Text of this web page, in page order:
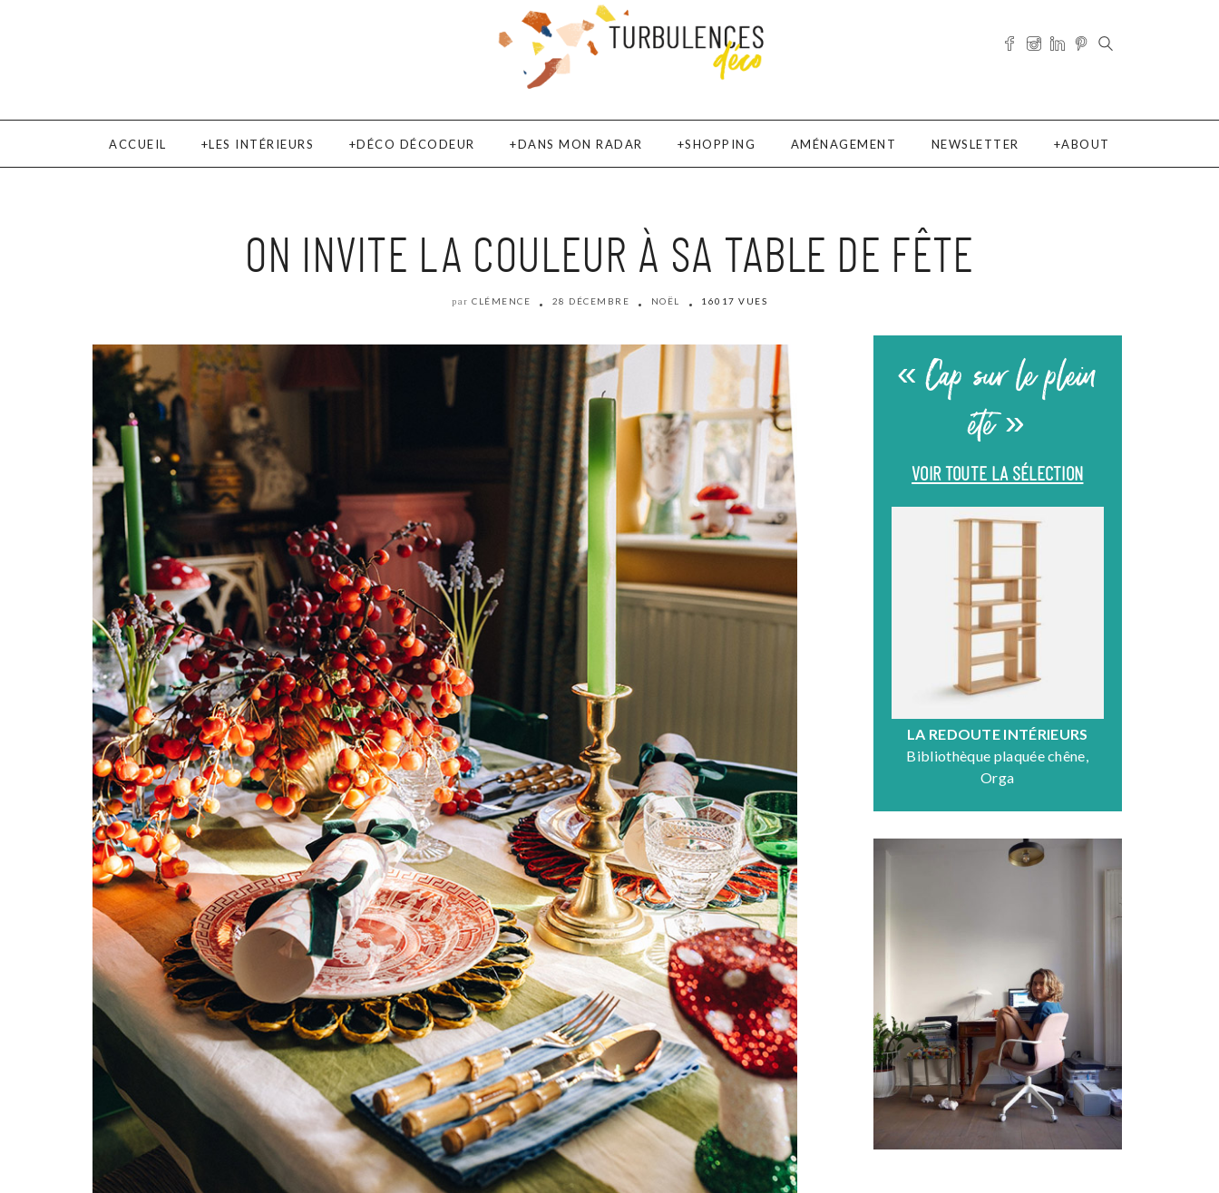
ACCUEIL LES INTÉRIEURS DÉCO DÉCODEUR DANS MON RADAR SHOPPING AMÉNAGEMENT NEWSLETTER ABOUT
ON INVITE LA COULEUR À SA TABLE DE FÊTE
par CLÉMENCE 28 DÉCEMBRE NOËL 16017 VUES
« Cap sur le plein
été »
VOIR TOUTE LA SÉLECTION
LA REDOUTE INTÉRIEURS
Bibliothèque plaquée chêne,
Orga